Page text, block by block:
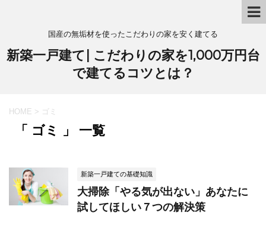
国産の無垢材を使ったこだわりの家を安く建てる
新築一戸建て| こだわりの家を1,000万円台
で建てるコツとは？
HOME > ゴミ
「 ゴミ 」 一覧
新築一戸建ての基礎知識
大掃除「やる気が出ない」あなたに
試してほしい７つの解決策